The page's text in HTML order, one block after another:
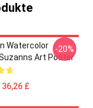
Watercolor
Art Poster
36,26 £
-20%